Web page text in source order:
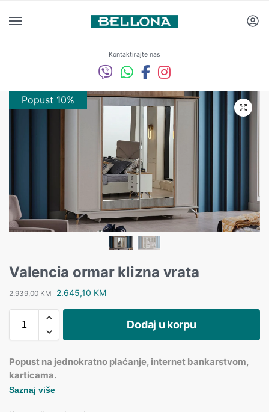
Kontaktirajte nas
Popust 10%
Valencia ormar klizna vrata
2.939,00KM 2.645,10 KM
Dodaj u korpu
Popust na jednokratno plaćanje, internet bankarstvom,
karticama.
Saznaj više